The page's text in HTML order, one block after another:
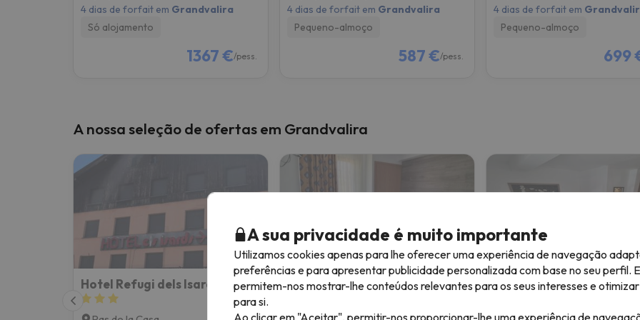
4 dias de forfait em Grandvalira
Só alojamento
1367 €/pess.
4 dias de forfait em Grandvalira
Pequeno-almoço
587 €/pess.
4 dias de forfait em
Pequeno-almoço
699
A nossa seleção de ofertas em Grandvalira
Hotel Refugi dels Isards Hotel Cims Hotel Avanti
A sua privacidade é muito importante
Utilizamos cookies apenas para lhe oferecer uma experiência de navegação
preferências e para apresentar publicidade personalizada com base no seu perfil.
permitem-nos mostrar-lhe conteúdos relevantes para os seus interesses e
para si.
Ao clicar em "Aceitar", permitir-nos proporcionar-lhe uma experiência de